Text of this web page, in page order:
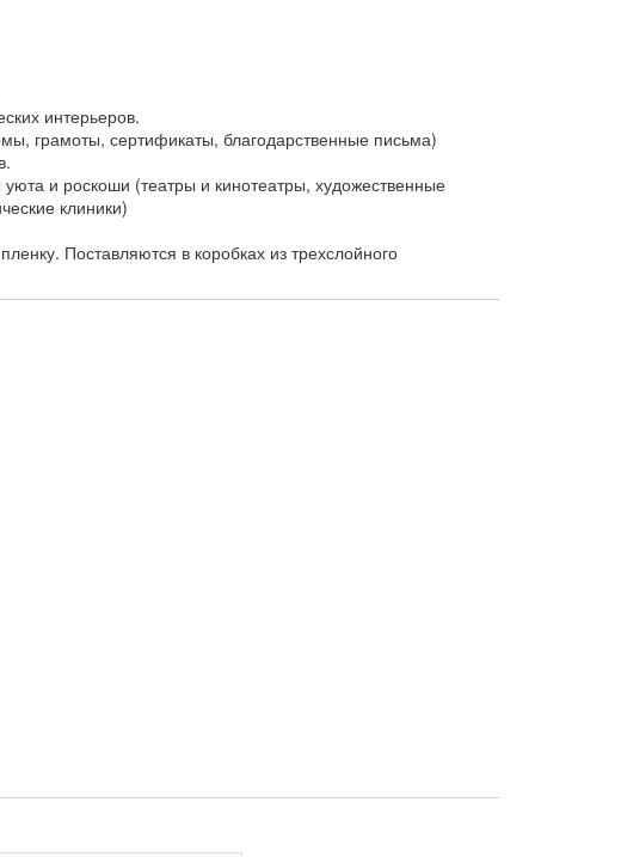
интерьеров.
грамоты, сертификаты, благодарственные письма)
и роскоши (театры и кинотеатры, художественные
клиники)
Поставляются в коробках из трехслойного